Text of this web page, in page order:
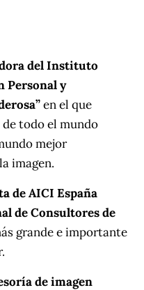
del Instituto
Personal y
en el que
de todo el mundo
mejor
imagen.
de AICI España
de Consultores de
grande e importante
de imagen